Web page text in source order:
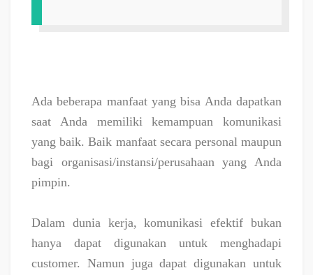
Ada beberapa manfaat yang bisa Anda dapatkan
saat Anda memiliki kemampuan komunikasi
yang baik. Baik manfaat secara personal maupun
bagi organisasi/instansi/perusahaan yang Anda
pimpin.
Dalam dunia kerja, komunikasi efektif bukan
hanya dapat digunakan untuk menghadapi
customer. Namun juga dapat digunakan untuk